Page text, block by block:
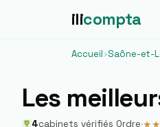
ilicompta
Accueil›Saône-et-
Les
4cabinets vérifiés Ordre·★★